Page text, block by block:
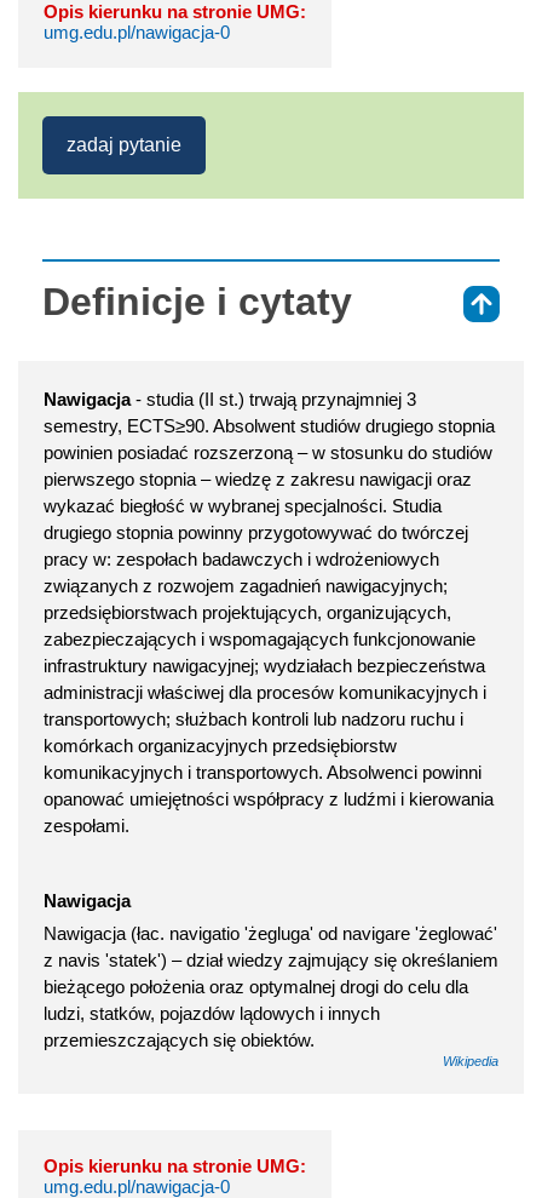
Opis kierunku na stronie UMG:
umg.edu.pl/nawigacja-0
zadaj pytanie
Definicje i cytaty
Nawigacja- studia (II st.) trwają przynajmniej 3
semestry, ECTS≥90. Absolwent studiów drugiego stopnia
powinien posiadać rozszerzoną – w stosunku do studiów
pierwszego stopnia – wiedzę z zakresu nawigacji oraz
wykazać biegłość w wybranej specjalności. Studia
drugiego stopnia powinny przygotowywać do twórczej
pracy w: zespołach badawczych i wdrożeniowych
związanych z rozwojem zagadnień nawigacyjnych;
przedsiębiorstwach projektujących, organizujących,
zabezpieczających i wspomagających funkcjonowanie
infrastruktury nawigacyjnej; wydziałach bezpieczeństwa
administracji właściwej dla procesów komunikacyjnych i
transportowych; służbach kontroli lub nadzoru ruchu i
komórkach organizacyjnych przedsiębiorstw
komunikacyjnych i transportowych. Absolwenci powinni
opanować umiejętności współpracy z ludźmi i kierowania
zespołami.
Nawigacja
Nawigacja (łac. navigatio 'żegluga' od navigare 'żeglować'
z navis 'statek') – dział wiedzy zajmujący się określaniem
bieżącego położenia oraz optymalnej drogi do celu dla
ludzi, statków, pojazdów lądowych i innych
przemieszczających się obiektów.
Wikipedia
Opis kierunku na stronie UMG:
umg.edu.pl/nawigacja-0